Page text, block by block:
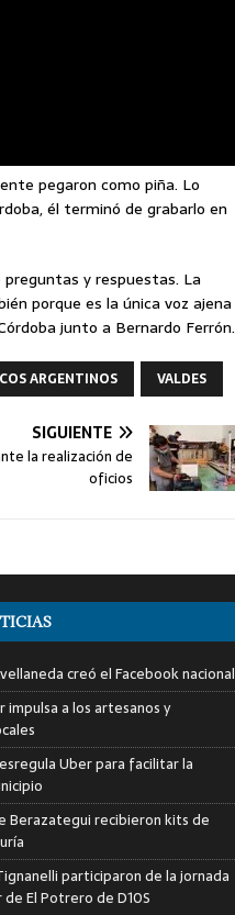
pegaron como piña. Lo
él terminó de grabarlo en
y respuestas. La
porque es la única voz ajena
junto a Bernardo Ferrón.
ARGENTINOS VALDES
SIGUIENTE
la realización de
oficios
creó el Facebook nacional
impulsa a los artesanos y
Uber para facilitar la
Berazategui recibieron kits de
participaron de la jornada
El Potrero de D10S